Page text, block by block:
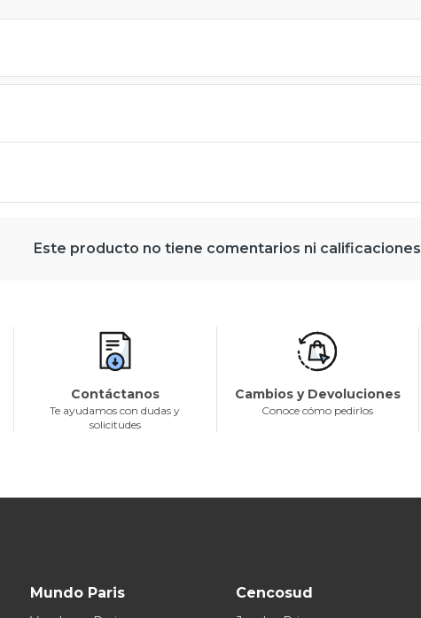
Este producto no tiene comentarios ni calificaciones
Contáctanos
Te ayudamos con dudas y
solicitudes
Cambios y Devoluciones
Conoce cómo pedirlos
Mundo Paris Cencosud